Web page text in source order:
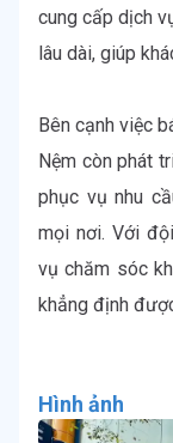
cung cấp dịch
lâu dài, giúp
Bên cạnh việc
Nệm còn phát
phục vụ nhu
mọi nơi. Với
vụ chăm sóc
khẳng định
Hình ảnh